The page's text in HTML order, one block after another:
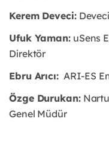
Kerem Deveci:
Ufuk Yaman:uSens
Direktör
Ebru Arıcı:ARI-ES
Özge Durukan:
Genel Müdür